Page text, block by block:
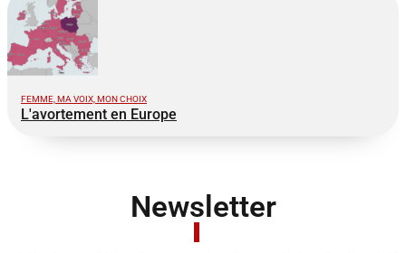
FEMME, MA VOIX, MON CHOIX
L'avortement en Europe
Newsletter